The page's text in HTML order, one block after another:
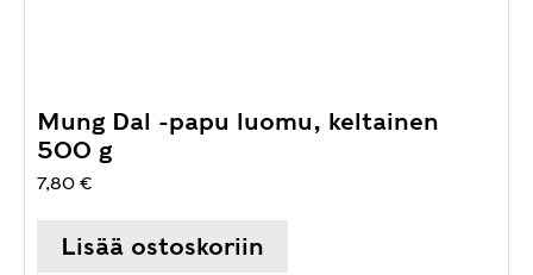
Mung Dal -papu luomu, keltainen
500 g
7,80 €
Lisää ostoskoriin